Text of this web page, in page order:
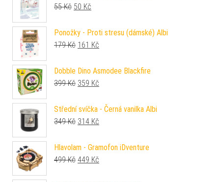
55Kč Původní cena byla: 55 Kč.
50 Kč
Ponožky - Proti stresu (dámské) Albi
179Kč Původní cena byla: 179 Kč.
161 Kč
Dobble Dino Asmodee Blackfire
399Kč Původní cena byla: 399 Kč.
359 Kč
Střední svíčka - Černá vanilka Albi
349Kč Původní cena byla: 349 Kč.
314 Kč
Hlavolam - Gramofon iDventure
499Kč Původní cena byla: 499 Kč.
449 Kč